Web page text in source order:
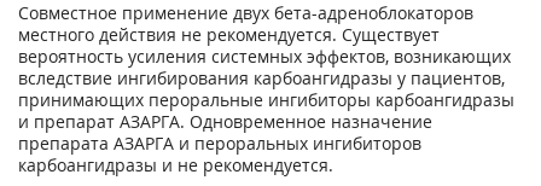
Совместное применение двух бета-адреноблокаторов
местного действия не рекомендуется. Существует
вероятность усиления системных эффектов, возникающих
вследствие ингибирования карбоангидразы у пациентов,
принимающих пероральные ингибиторы карбоангидразы
и препарат АЗАРГА. Одновременное назначение
препарата АЗАРГА и пероральных ингибиторов
карбоангидразы и не рекомендуется.